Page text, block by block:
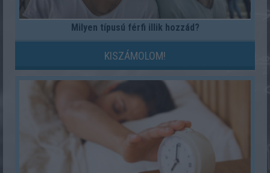
Milyen típusú férfi illik hozzád?
KISZÁMOLOM!